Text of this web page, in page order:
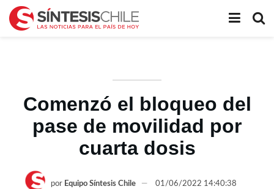
Comenzó el bloqueo del
pase de movilidad por
cuarta dosis
por Equipo Síntesis Chile 01/06/2022 14:40:38